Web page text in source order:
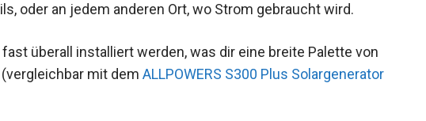
oder an jedem anderen Ort, wo Strom gebraucht wird.
überall installiert werden, was dir eine breite Palette von
mit dem ALLPOWERS S300 Plus Solargenerator